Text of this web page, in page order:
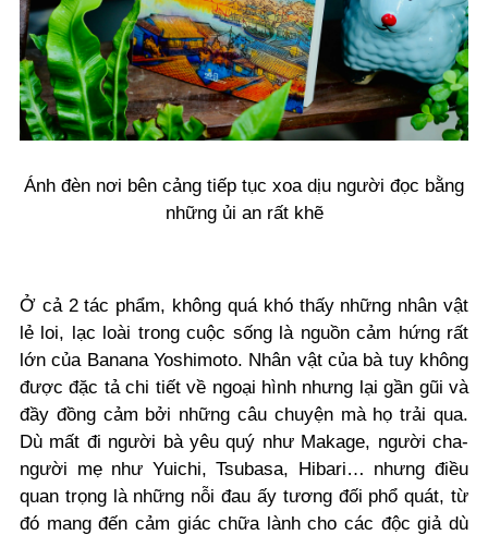
Ánh đèn nơi bên cảng tiếp tục xoa dịu người đọc bằng
những ủi an rất khẽ
Ở cả 2 tác phẩm, không quá khó thấy những nhân vật
lẻ loi, lạc loài trong cuộc sống là nguồn cảm hứng rất
lớn của Banana Yoshimoto. Nhân vật của bà tuy không
được đặc tả chi tiết về ngoại hình nhưng lại gần gũi và
đầy đồng cảm bởi những câu chuyện mà họ trải qua.
Dù mất đi người bà yêu quý như Makage, người cha-
người mẹ như Yuichi, Tsubasa, Hibari… nhưng điều
quan trọng là những nỗi đau ấy tương đối phổ quát, từ
đó mang đến cảm giác chữa lành cho các độc giả dù